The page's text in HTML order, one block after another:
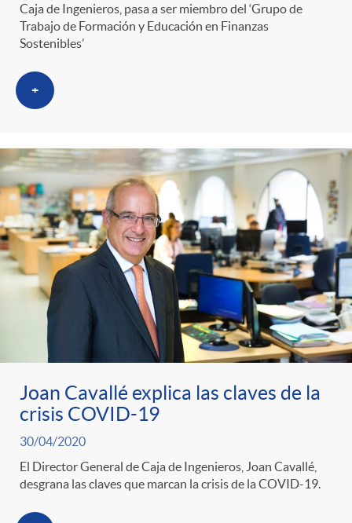
Caja de Ingenieros, pasa a ser miembro del ‘Grupo de
Trabajo de Formación y Educación en Finanzas
Sostenibles’
+
Joan Cavallé explica las claves de la
crisis COVID-19
30/04/2020
El Director General de Caja de Ingenieros, Joan Cavallé,
desgrana las claves que marcan la crisis de la COVID-19.